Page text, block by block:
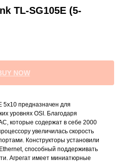
TL-SG105E (5-
NOW
5x10 предназначен для
уровнях ОSI. Благодаря
которые содержат в себе 2000
увеличилась скорость
Конструкторы установили
способный поддерживать
Агрегат имеет миниатюрные